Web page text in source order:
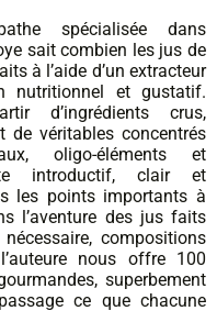
spécialisée dans
sait combien les jus de
à l’aide d’un extracteur
nutritionnel et gustatif.
d’ingrédients crus,
de véritables concentrés
oligo-éléments et
introductif, clair et
les points importants à
l’aventure des jus faits
compositions
nous offre 100
superbement
ce que chacune